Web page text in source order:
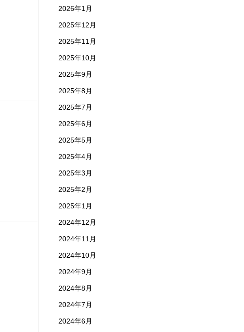
2026年1月
2025年12月
2025年11月
2025年10月
2025年9月
2025年8月
2025年7月
2025年6月
2025年5月
2025年4月
2025年3月
2025年2月
2025年1月
2024年12月
2024年11月
2024年10月
2024年9月
2024年8月
2024年7月
2024年6月